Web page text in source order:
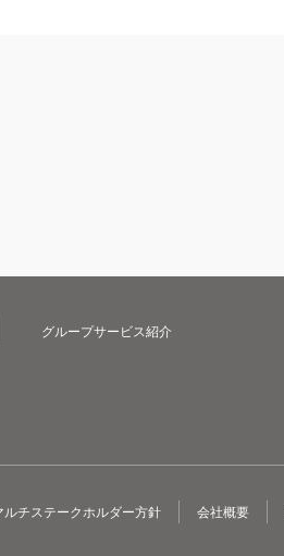
グループサービス紹介
ルチステークホルダー方針 会社概要